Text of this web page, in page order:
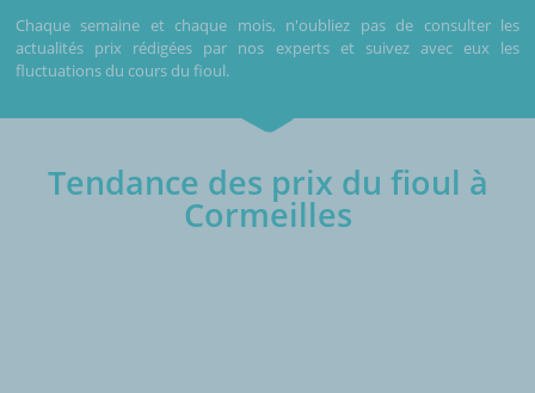
Chaque semaine et chaque mois, n'oubliez pas de consulter les
actualités prix rédigées par nos experts et suivez avec eux les
fluctuations du cours du fioul.
Tendance des prix du fioul à
Cormeilles